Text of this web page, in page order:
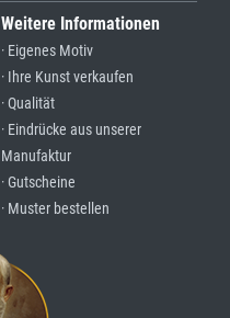
Weitere Informationen
· Eigenes Motiv
· Ihre Kunst verkaufen
· Qualität
· Eindrücke aus unserer
Manufaktur
· Gutscheine
· Muster bestellen